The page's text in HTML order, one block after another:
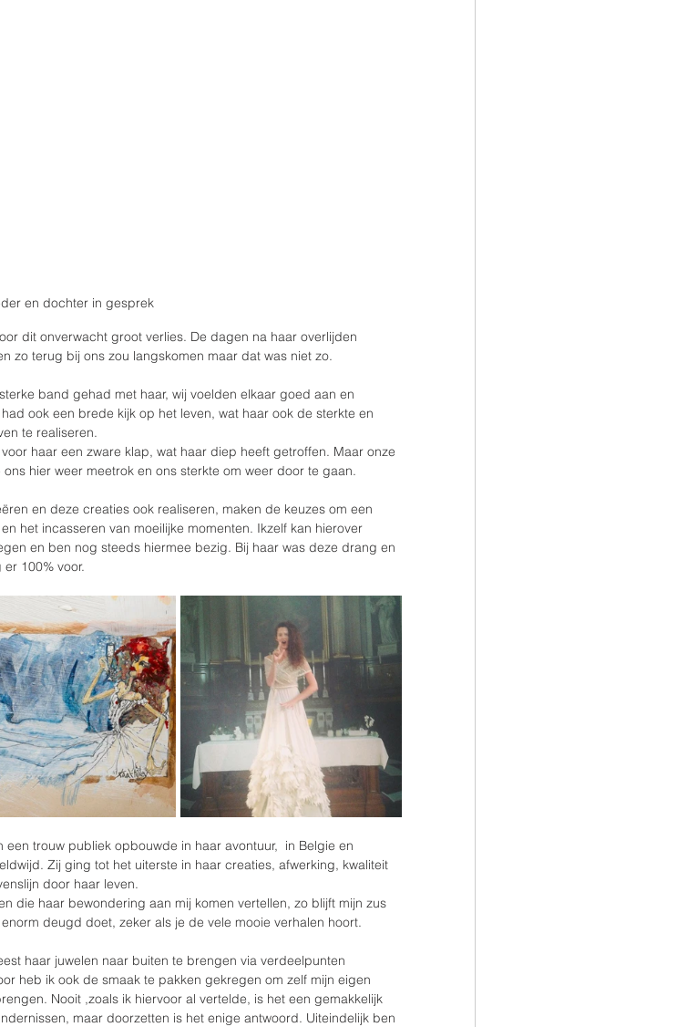
en dochter in gesprek
dit onverwacht groot verlies. De dagen na haar overlijden
zo terug bij ons zou langskomen maar dat was niet zo.
band gehad met haar, wij voelden elkaar goed aan en
ook een brede kijk op het leven, wat haar ook de sterkte en
te realiseren.
haar een zware klap, wat haar diep heeft getroffen. Maar onze
hier weer meetrok en ons sterkte om weer door te gaan.
en deze creaties ook realiseren, maken de keuzes om een
het incasseren van moeilijke momenten. Ikzelf kan hierover
en ben nog steeds hiermee bezig. Bij haar was deze drang en
100% voor.
trouw publiek opbouwde in haar avontuur,  in Belgie en
Zij ging tot het uiterste in haar creaties, afwerking, kwaliteit
door haar leven.
die haar bewondering aan mij komen vertellen, zo blijft mijn zus
deugd doet, zeker als je de vele mooie verhalen hoort.
haar juwelen naar buiten te brengen via verdeelpunten
heb ik ook de smaak te pakken gekregen om zelf mijn eigen
Nooit ,zoals ik hiervoor al vertelde, is het een gemakkelijk
maar doorzetten is het enige antwoord. Uiteindelijk ben